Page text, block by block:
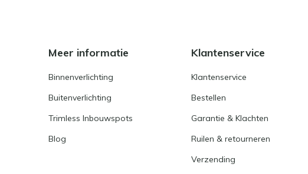
Meer informatie
Binnenverlichting
Buitenverlichting
Trimless Inbouwspots
Blog
Klantenservice
Klantenservice
Bestellen
Garantie & Klachten
Ruilen & retourneren
Verzending